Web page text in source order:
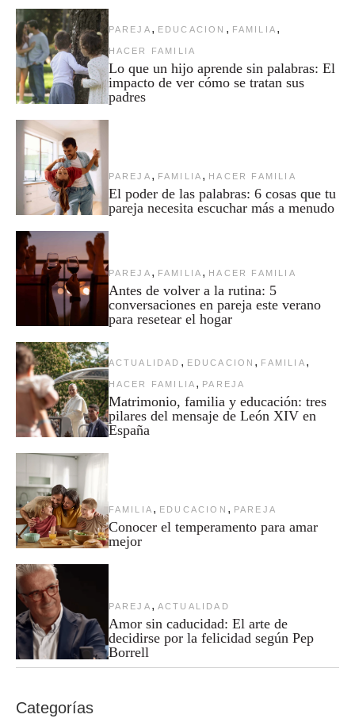
PAREJA , EDUCACION , FAMILIA ,
HACER FAMILIA
Lo que un hijo aprende sin palabras: El
impacto de ver cómo se tratan sus
padres
PAREJA , FAMILIA , HACER FAMILIA
El poder de las palabras: 6 cosas que tu
pareja necesita escuchar más a menudo
PAREJA , FAMILIA , HACER FAMILIA
Antes de volver a la rutina: 5
conversaciones en pareja este verano
para resetear el hogar
ACTUALIDAD , EDUCACION , FAMILIA ,
HACER FAMILIA , PAREJA
Matrimonio, familia y educación: tres
pilares del mensaje de León XIV en
España
FAMILIA , EDUCACION , PAREJA
Conocer el temperamento para amar
mejor
PAREJA , ACTUALIDAD
Amor sin caducidad: El arte de
decidirse por la felicidad según Pep
Borrell
Categorías